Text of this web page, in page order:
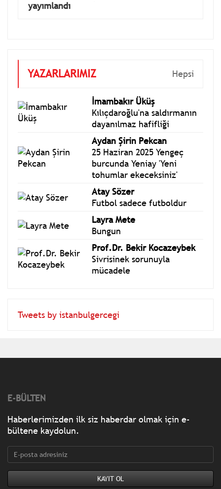
yayımlandı
YAZARLARIMIZ Hepsi
İmambakır Üküş
Kılıçdaroğlu'na saldırmanın
dayanılmaz hafifliği
Aydan Şirin Pekcan
25 Haziran 2025 Yengeç
burcunda Yeniay 'Yeni
tohumlar ekeceksiniz'
Atay Sözer
Futbol sadece futboldur
Layra Mete
Bungun
Prof.Dr. Bekir Kocazeybek
Sivrisinek sorunuyla
mücadele
Tweets by istanbulgercegi
E-BÜLTEN
Haberlerimizden ilk siz haberdar olmak için e-
bültene kaydolun.